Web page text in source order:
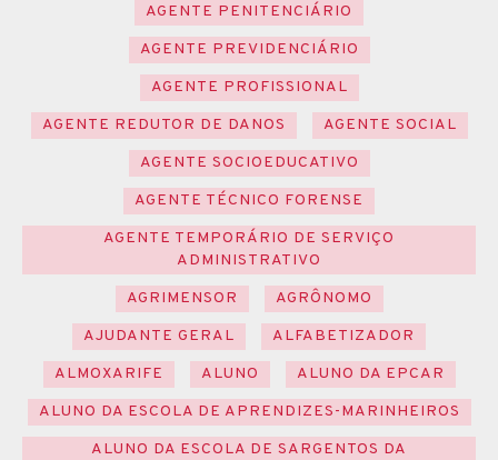
AGENTE PENITENCIÁRIO
AGENTE PREVIDENCIÁRIO
AGENTE PROFISSIONAL
AGENTE REDUTOR DE DANOS
AGENTE SOCIAL
AGENTE SOCIOEDUCATIVO
AGENTE TÉCNICO FORENSE
AGENTE TEMPORÁRIO DE SERVIÇO
ADMINISTRATIVO
AGRIMENSOR
AGRÔNOMO
AJUDANTE GERAL
ALFABETIZADOR
ALMOXARIFE
ALUNO
ALUNO DA EPCAR
ALUNO DA ESCOLA DE APRENDIZES-MARINHEIROS
ALUNO DA ESCOLA DE SARGENTOS DA